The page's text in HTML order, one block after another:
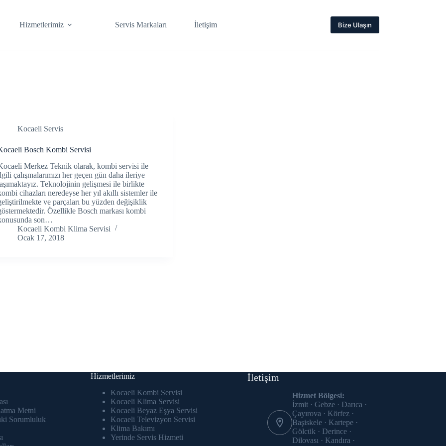
Hizmetlerimiz Servis Markaları İletişim Bize Ulaşın
Kocaeli Servis
Bosch Kombi Servisi
Merkez Teknik olarak, kombi servisi ile
çalışmalarımızı her geçen gün daha ileriye
Teknolojinin gelişmesi ile birlikte
cihazları neredeyse her yıl akıllı sistemler ile
ve parçaları bu yüzden değişiklik
Özellikle Bosch markası kombi
son…
Kocaeli Kombi Klima Servisi
Ocak 17, 2018
Metni
Sorumluluk
Hizmetlerimiz
Kocaeli Kombi Servisi
Kocaeli Klima Servisi
Kocaeli Beyaz Eşya Servisi
Kocaeli Televizyon Servisi
Klima Bakımı
Yerinde Servis Hizmeti
İletişim
Hizmet Bölgesi:
İzmit · Gebze · Darıca ·
Çayırova · Körfez ·
Başiskele · Kartepe ·
Gölcük · Derince ·
Dilovası · Kandıra ·